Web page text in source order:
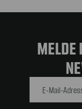
MELDE